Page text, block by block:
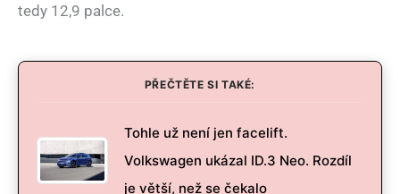
tedy 12,9 palce.
PŘEČTĚTE SI TAKÉ:
Tohle už není jen facelift.
Volkswagen ukázal ID.3 Neo. Rozdíl
je větší, než se čekalo